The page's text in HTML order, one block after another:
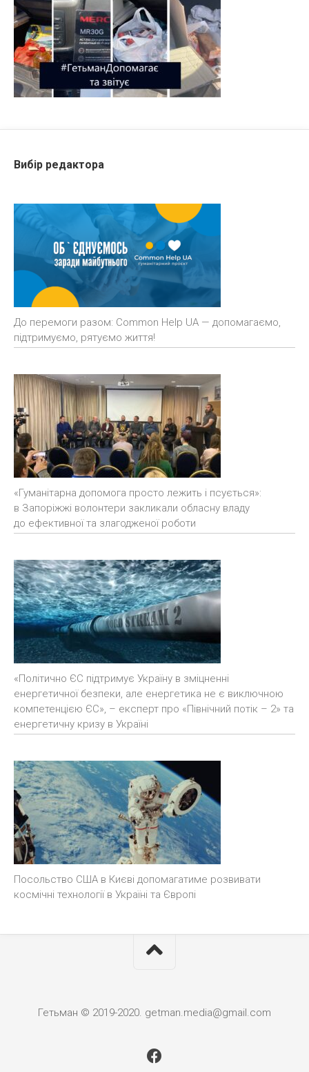
Вибір редактора
До перемоги разом: Common Help UA — допомагаємо,
підтримуємо, рятуємо життя!
«Гуманітарна допомога просто лежить і псується»:
в Запоріжжі волонтери закликали обласну владу
до ефективної та злагодженої роботи
«Політично ЄС підтримує Україну в зміцненні
енергетичної безпеки, але енергетика не є виключною
компетенцією ЄС», – експерт про «Північний потік – 2» та
енергетичну кризу в Україні
Посольство США в Києві допомагатиме розвивати
космічні технології в Україні та Європі
Гетьман © 2019-2020. getman.media@gmail.com